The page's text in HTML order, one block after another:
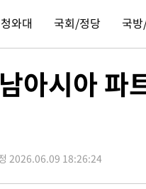
청와대 국회/정당 국
아시아 파
2026.06.09 18:26:24